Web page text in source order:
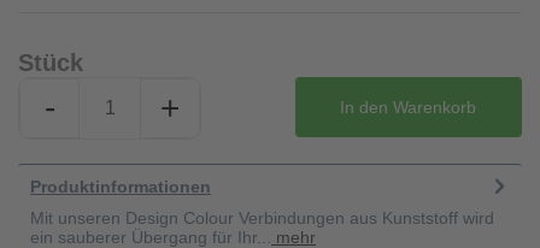
Stück
- + In den Warenkorb
Produktinformationen
Mit unseren Design Colour Verbindungen aus Kunststoff wird
ein sauberer Übergang für Ihr...
mehr